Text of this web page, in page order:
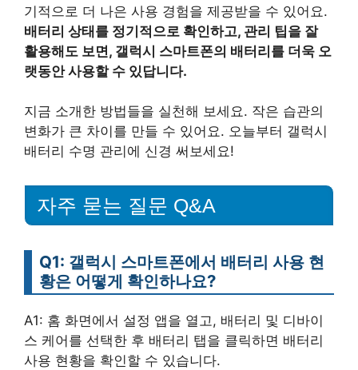
기적으로 더 나은 사용 경험을 제공받을 수 있어요.
배터리 상태를 정기적으로 확인하고, 관리 팁을 잘
활용해도 보면, 갤럭시 스마트폰의 배터리를 더욱 오
랫동안 사용할 수 있답니다.
지금 소개한 방법들을 실천해 보세요. 작은 습관의
변화가 큰 차이를 만들 수 있어요. 오늘부터 갤럭시
배터리 수명 관리에 신경 써보세요!
자주 묻는 질문 Q&A
Q1: 갤럭시 스마트폰에서 배터리 사용 현
황은 어떻게 확인하나요?
A1: 홈 화면에서 설정 앱을 열고, 배터리 및 디바이
스 케어를 선택한 후 배터리 탭을 클릭하면 배터리
사용 현황을 확인할 수 있습니다.